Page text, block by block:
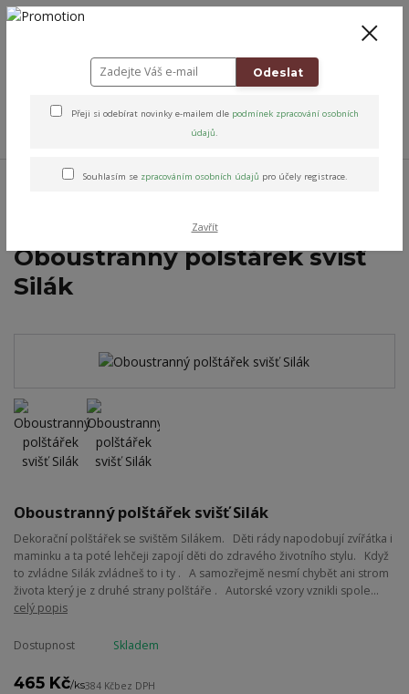
+420 778 743 310
Altens originály & vybrané značky Pro děti
Laděný pokojíček
Oboustranný polštářek svišť
Silák
Oboustranný polštářek svišť Silák
Dekorační polštářek se svištěm Silákem. Děti rády napodobují zvířátka i
maminku a ta poté lehčeji zapojí děti do zdravého životního stylu. Když
to zvládne Silák zvládneš to i ty . A samozřejmě nesmí chybět ani strom
života který je z druhé strany polštáře . Autorské vzory vznikli spole...
celý popis
Dostupnost Skladem
465 Kč/ks384 Kčbez DPH
Odeslat
Přeji si odebírat novinky e-mailem dle podmínek zpracování osobních
údajů.
Souhlasím se zpracováním osobních údajů pro účely registrace.
Zavřít